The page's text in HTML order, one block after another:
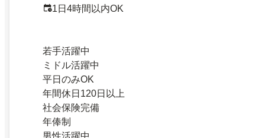
1日4時間以内OK
若手活躍中
ミドル活躍中
平日のみOK
年間休日120日以上
社会保険完備
年俸制
男性活躍中